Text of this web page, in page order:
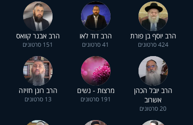
הרב יוסף בן פורת
424 סרטונים
הרב דוד לאו
41 סרטונים
הרב אבנר קוואס
151 סרטונים
הרב יובל הכהן
אשרוב
20 סרטונים
מרצות - נשים
191 סרטונים
הרב רונן חזיזה
13 סרטונים